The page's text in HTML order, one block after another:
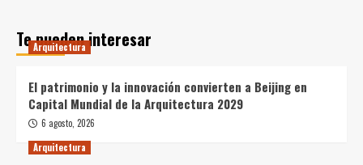
Te pueden interesar
Arquitectura
El patrimonio y la innovación convierten a Beijing en
Capital Mundial de la Arquitectura 2029
6 agosto, 2026
Arquitectura